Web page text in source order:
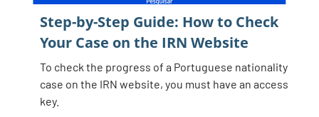
Step-by-Step Guide: How to Check
Your Case on the IRN Website
To check the progress of a Portuguese nationality
case on the IRN website, you must have an access
key.